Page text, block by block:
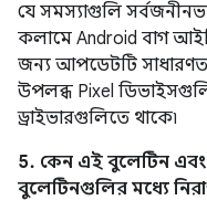
যে সমস্যাগুলি
কলামে Android বাগ
জন্য আপডেটটি সাধারণত
উপলব্ধ Pixel
ড্রাইভারগুলিতে থাকে৷
5. কেন এই বুলেটিন এবং
বুলেটিনগুলির মধ্যে